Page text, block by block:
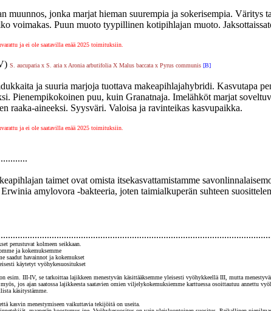
muunnos, jonka marjat hieman suurempia ja sokerisempia. Väritys
voimakas. Puun muoto tyypillinen kotipihlajan muoto.
ja ei ole saatavilla enää 2025 toimituksiin.
S. aucuparia x S. aria x Aronia arbutifolia X Malus baccata x Pyrus communis [B]
ja suuria marjoja tuottava makeapihlajahybridi. Kasvutapa
Pienempikokoinen puu, kuin Granatnaja. Imelähköt marjat
raaka-aineeksi. Syysväri. Valoisa ja ravinteikas kasvupaikka.
ja ei ole saatavilla enää 2025 toimituksiin.
taimet ovat omista itsekasvattamistamme
amylovora -bakteeria, joten taimialkuperän suhteen
perustuvat kolmeen seikkaan.
ja kokemuksemme
saadut havainnot ja kokemukset
käytetyt vyöhykesuositukset
esim. III-IV, se tarkoittaa lajikkeen menestyvän käsittääksemme yleisesti vyöhykkeellä III, mutta
jos ajan saatossa lajikkeesta saatavien omien viljelykokemuksiemme karttuessa osoittautuu annettu
käsitystämme.
kasvin menestymiseen vaikuttavia tekijöitä on useita.